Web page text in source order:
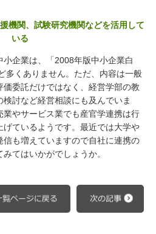
機関、試験研究機関などを活用して
いる
企業は、「2008年版中小企業白
多くありません。ただ、内容は一般
委託だけではなく、経営学部の教
討など経営相談にも及んでいま
やサービス業でも産官学連携は行
ているようです。最近では大学や
も増えていますので自社に連携の
てはいかがでしょうか。